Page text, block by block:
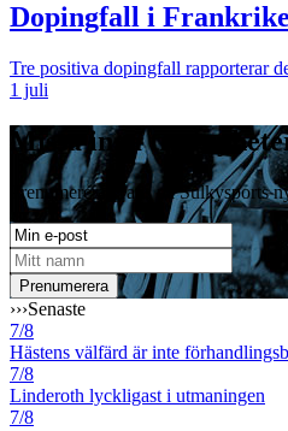
Dopingfall i Frankrike
Tre positiva dopingfall rapporterar
1 juli
Missa inga
Prenumerera gratis på Sulkysports
›››Senaste
7/8
Hästens välfärd är inte
7/8
Linderoth lyckligast i utmaningen
7/8